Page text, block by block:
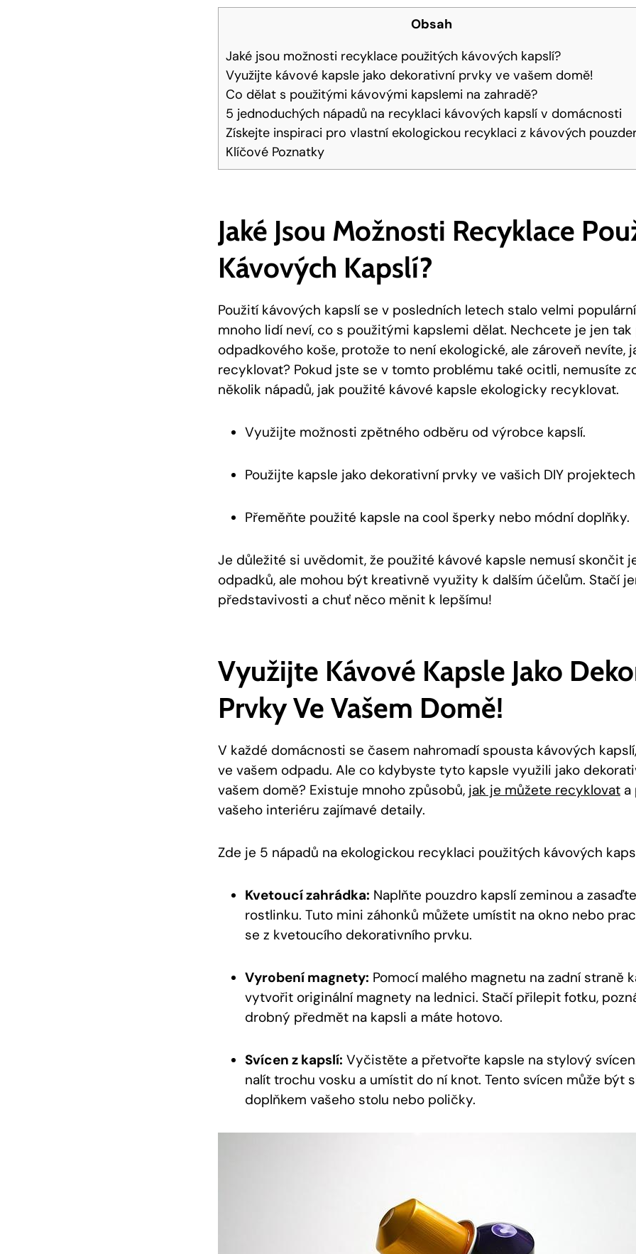
Obsah
Jaké jsou možnosti recyklace použitých kávových kapslí?
Využijte kávové kapsle jako dekorativní prvky ve vašem domě!
Co dělat s použitými kávovými kapslemi na zahradě?
5 jednoduchých nápadů na recyklaci kávových kapslí v domácnosti
Získejte inspiraci pro vlastní ekologickou recyklaci z kávových
Klíčové Poznatky
Jaké Jsou Možnosti Recyklace
Kávových Kapslí?
Použití kávových kapslí se v posledních letech stalo velmi
mnoho lidí neví, co s použitými kapslemi dělat. Nechcete je jen
odpadkového koše, protože to není ekologické, ale zároveň nevíte,
recyklovat? Pokud jste se v tomto problému také ocitli, nemusíte
několik nápadů, jak použité kávové kapsle ekologicky recyklovat.
Využijte možnosti zpětného odběru od výrobce kapslí.
Použijte kapsle jako dekorativní prvky ve vašich DIY
Přeměňte použité kapsle na cool šperky nebo módní doplňky.
Je důležité si uvědomit, že použité kávové kapsle nemusí skončit
odpadků, ale mohou být kreativně využity k dalším účelům. Stačí
představivosti a chuť něco měnit k lepšímu!
Využijte Kávové Kapsle Jako
Prvky Ve Vašem Domě!
V každé domácnosti se časem nahromadí spousta kávových
ve vašem odpadu. Ale co kdybyste tyto kapsle využili jako
vašem domě? Existuje mnoho způsobů, jak je můžete recyklovat a
vašeho interiéru zajímavé detaily.
Zde je 5 nápadů na ekologickou recyklaci použitých kávových
Kvetoucí zahrádka: Naplňte pouzdro kapslí zeminou a
rostlinku. Tuto mini záhonků můžete umístit na okno nebo
se z kvetoucího dekorativního prvku.
Vyrobení magnety: Pomocí malého magnetu na zadní straně
vytvořit originální magnety na lednici. Stačí přilepit fotku,
drobný předmět na kapsli a máte hotovo.
Svícen z kapslí: Vyčistěte a přetvořte kapsle na stylový
nalít trochu vosku a umístit do ní knot. Tento svícen může být
doplňkem vašeho stolu nebo poličky.